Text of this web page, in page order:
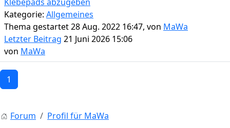
Kategorie: Allgemeines
Thema gestartet 28 Aug. 2022 16:47, von MaWa
Letzter Beitrag 21 Juni 2026 15:06
von MaWa
1
Forum Profil für MaWa